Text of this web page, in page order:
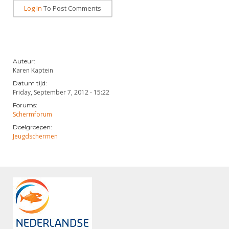
Log In To Post Comments
Auteur:
Karen Kaptein
Datum tijd:
Friday, September 7, 2012 - 15:22
Forums:
Schermforum
Doelgroepen:
Jeugdschermen